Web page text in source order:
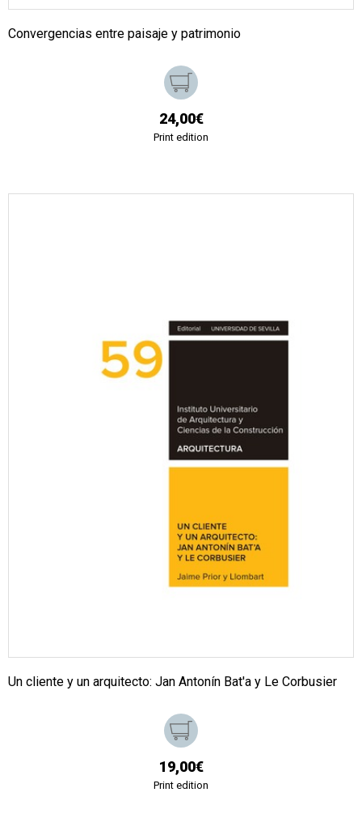
Convergencias entre paisaje y patrimonio
24,00€
Print edition
Un cliente y un arquitecto: Jan Antonín Bat'a y Le Corbusier
19,00€
Print edition